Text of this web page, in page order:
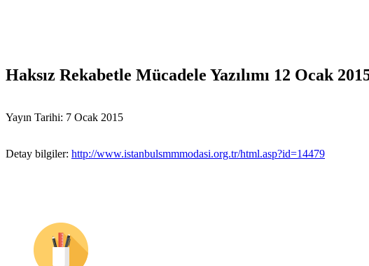
Haksız Rekabetle Mücadele Yazılımı 12 Ocak
Yayın Tarihi: 7 Ocak 2015
Detay bilgiler: http://www.istanbulsmmmodasi.org.tr/html.asp?id=14479